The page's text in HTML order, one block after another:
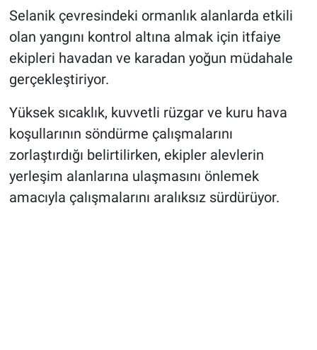
Selanik çevresindeki ormanlık alanlarda etkili
olan yangını kontrol altına almak için itfaiye
ekipleri havadan ve karadan yoğun müdahale
gerçekleştiriyor.
Yüksek sıcaklık, kuvvetli rüzgar ve kuru hava
koşullarının söndürme çalışmalarını
zorlaştırdığı belirtilirken, ekipler alevlerin
yerleşim alanlarına ulaşmasını önlemek
amacıyla çalışmalarını aralıksız sürdürüyor.